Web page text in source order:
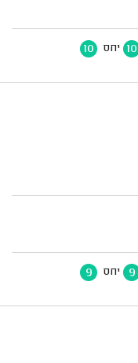
10 יחס 10
9 יחס 9